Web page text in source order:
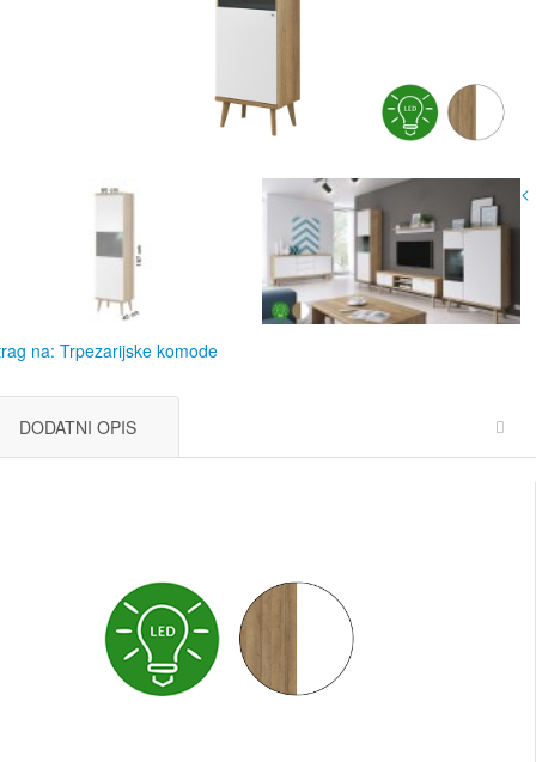
<
na: Trpezarijske komode
DODATNI OPIS